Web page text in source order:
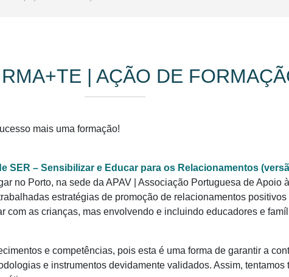
| AÇÃO DE
mais uma formação!
SER – Sensibilizar e Educar para os Relacionamentos
no Porto, na sede da APAV | Associação Portuguesa de Apoio
estratégias de promoção de relacionamentos
com as crianças, mas envolvendo e incluindo educadores e
e competências, pois esta é uma forma de garantir a
e instrumentos devidamente validados. Assim,